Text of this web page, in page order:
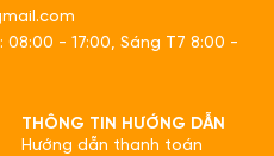
- 17:00, Sáng T7 8:00 -
THÔNG TIN HƯỚNG DẪN
Hướng dẫn thanh toán